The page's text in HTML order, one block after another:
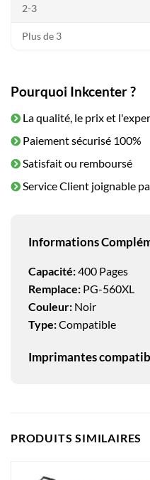
2-3
Plus de 3
Pourquoi Inkcenter ?
La qualité, le prix et
Paiement sécurisé 100%
Satisfait ou remboursé
Service Client joignable
Informations
Capacité:400 Pages
Remplace: PG-560XL
Couleur: Noir
Type:Compatible
Imprimantes
PRODUITS SIMILAIRES